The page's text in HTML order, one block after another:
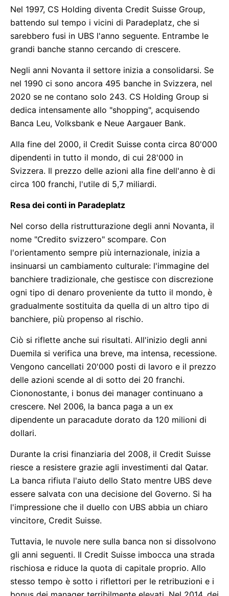
Nel 1997, CS Holding diventa Credit Suisse Group,
battendo sul tempo i vicini di Paradeplatz, che si
sarebbero fusi in UBS l'anno seguente. Entrambe le
grandi banche stanno cercando di crescere.
Negli anni Novanta il settore inizia a consolidarsi. Se
nel 1990 ci sono ancora 495 banche in Svizzera, nel
2020 se ne contano solo 243. CS Holding Group si
dedica intensamente allo "shopping", acquisendo
Banca Leu, Volksbank e Neue Aargauer Bank.
Alla fine del 2000, il Credit Suisse conta circa 80'000
dipendenti in tutto il mondo, di cui 28'000 in
Svizzera. Il prezzo delle azioni alla fine dell'anno è di
circa 100 franchi, l'utile di 5,7 miliardi.
Resa dei conti in Paradeplatz
Nel corso della ristrutturazione degli anni Novanta, il
nome "Credito svizzero" scompare. Con
l'orientamento sempre più internazionale, inizia a
insinuarsi un cambiamento culturale: l'immagine del
banchiere tradizionale, che gestisce con discrezione
ogni tipo di denaro proveniente da tutto il mondo, è
gradualmente sostituita da quella di un altro tipo di
banchiere, più propenso al rischio.
Ciò si riflette anche sui risultati. All'inizio degli anni
Duemila si verifica una breve, ma intensa, recessione.
Vengono cancellati 20'000 posti di lavoro e il prezzo
delle azioni scende al di sotto dei 20 franchi.
Ciononostante, i bonus dei manager continuano a
crescere. Nel 2006, la banca paga a un ex
dipendente un paracadute dorato da 120 milioni di
dollari.
Durante la crisi finanziaria del 2008, il Credit Suisse
riesce a resistere grazie agli investimenti dal Qatar.
La banca rifiuta l'aiuto dello Stato mentre UBS deve
essere salvata con una decisione del Governo. Si ha
l'impressione che il duello con UBS abbia un chiaro
vincitore, Credit Suisse.
Tuttavia, le nuvole nere sulla banca non si dissolvono
gli anni seguenti. Il Credit Suisse imbocca una strada
rischiosa e riduce la quota di capitale proprio. Allo
stesso tempo è sotto i riflettori per le retribuzioni e i